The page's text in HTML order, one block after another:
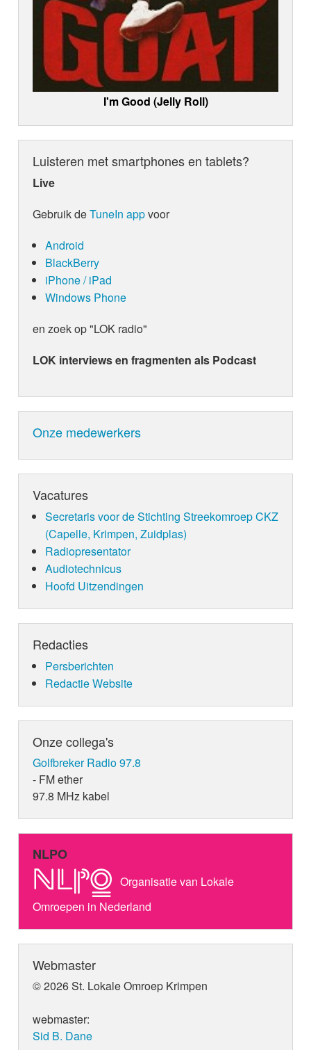
I'm Good (Jelly Roll)
Luisteren met smartphones en tablets?
Live
Gebruik deTuneIn appvoor
Android
BlackBerry
iPhone / iPad
Windows Phone
en zoek op "LOK radio"
LOK interviews en fragmenten als Podcast
Onze medewerkers
Vacatures
Secretaris voor de Stichting Streekomroep CKZ
(Capelle, Krimpen, Zuidplas)
Radiopresentator
Audiotechnicus
Hoofd Uitzendingen
Redacties
Persberichten
Redactie Website
Onze collega's
Golfbreker Radio 97.8
- FM ether
97.8 MHz kabel
NLPO
Organisatie van Lokale
Omroepen in Nederland
Webmaster
© 2026 St. Lokale Omroep Krimpen
webmaster:
Sid B. Dane